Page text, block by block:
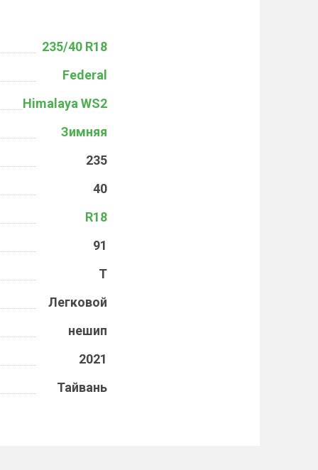
235/40 R18
Federal
Himalaya WS2
Зимняя
235
40
R18
91
T
Легковой
нешип
2021
Тайвань